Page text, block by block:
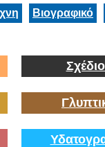
Βιογραφικό